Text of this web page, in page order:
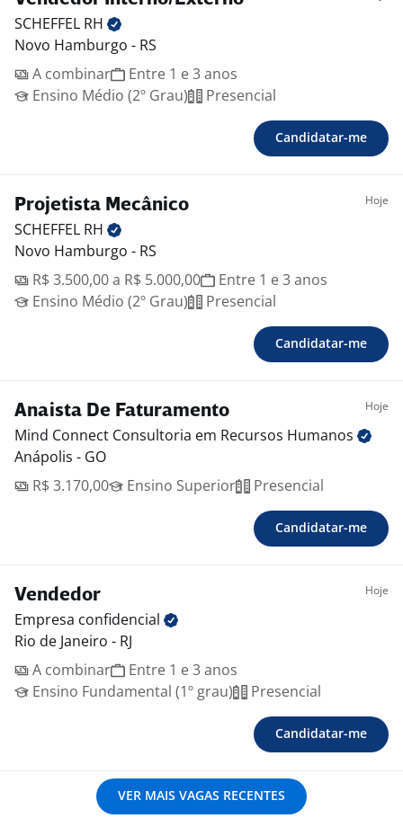
SCHEFFEL RH
Novo Hamburgo - RS
A combinar
Entre 1 e 3 anos
Ensino Médio (2º Grau)
Presencial
Candidatar-me
Projetista Mecânico Hoje
SCHEFFEL RH
Novo Hamburgo - RS
R$ 3.500,00 a R$ 5.000,00
Entre 1 e 3 anos
Ensino Médio (2º Grau)
Presencial
Candidatar-me
Anaista De Faturamento Hoje
Mind Connect Consultoria em Recursos Humanos
Anápolis - GO
R$ 3.170,00
Ensino Superior Presencial
Candidatar-me
Vendedor Hoje
Empresa confidencial
Rio de Janeiro - RJ
A combinar
Entre 1 e 3 anos
Ensino Fundamental (1º grau)
Presencial
Candidatar-me
VER MAIS VAGAS RECENTES